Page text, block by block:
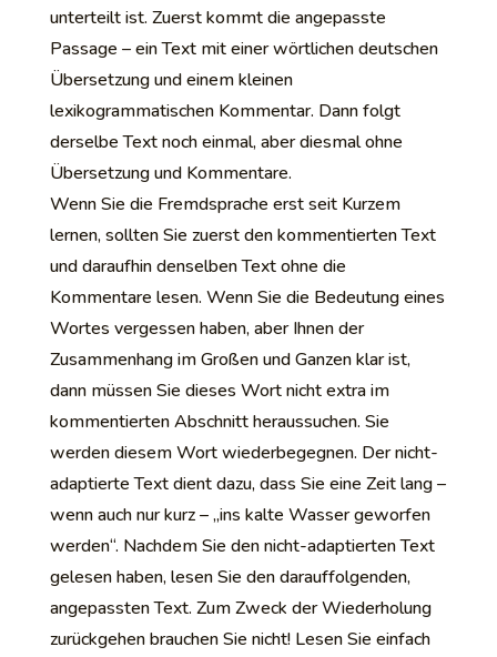
unterteilt ist. Zuerst kommt die angepasste
Passage – ein Text mit einer wörtlichen deutschen
Übersetzung und einem kleinen
lexikogrammatischen Kommentar. Dann folgt
derselbe Text noch einmal, aber diesmal ohne
Übersetzung und Kommentare.
Wenn Sie die Fremdsprache erst seit Kurzem
lernen, sollten Sie zuerst den kommentierten Text
und daraufhin denselben Text ohne die
Kommentare lesen. Wenn Sie die Bedeutung eines
Wortes vergessen haben, aber Ihnen der
Zusammenhang im Großen und Ganzen klar ist,
dann müssen Sie dieses Wort nicht extra im
kommentierten Abschnitt heraussuchen. Sie
werden diesem Wort wiederbegegnen. Der nicht-
adaptierte Text dient dazu, dass Sie eine Zeit lang –
wenn auch nur kurz – „ins kalte Wasser geworfen
werden“. Nachdem Sie den nicht-adaptierten Text
gelesen haben, lesen Sie den darauffolgenden,
angepassten Text. Zum Zweck der Wiederholung
zurückgehen brauchen Sie nicht! Lesen Sie einfach